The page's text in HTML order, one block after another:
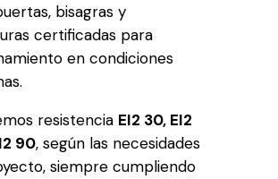
bisagras y
certificadas para
en condiciones
resistencia EI2 30, EI2
90, según las necesidades
siempre cumpliendo